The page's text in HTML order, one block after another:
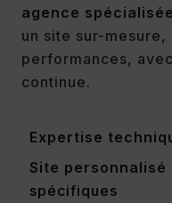
agence spécialisée
un site sur-
performances,
continue.
Expertise
Site personnalisé
spécifiques